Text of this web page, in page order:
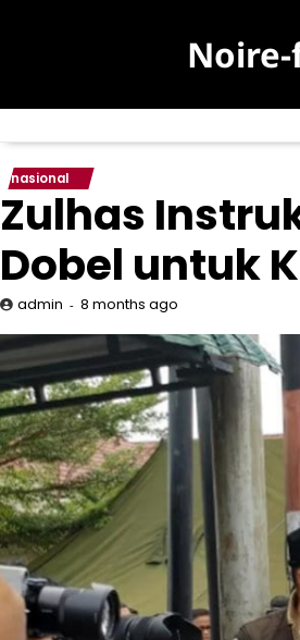
nasional
Zulhas
Dobel untuk
admin 8 months ago